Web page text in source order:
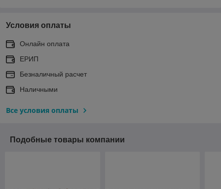
Условия оплаты
Онлайн оплата
ЕРИП
Безналичный расчет
Наличными
Все условия оплаты
Подобные товары компании